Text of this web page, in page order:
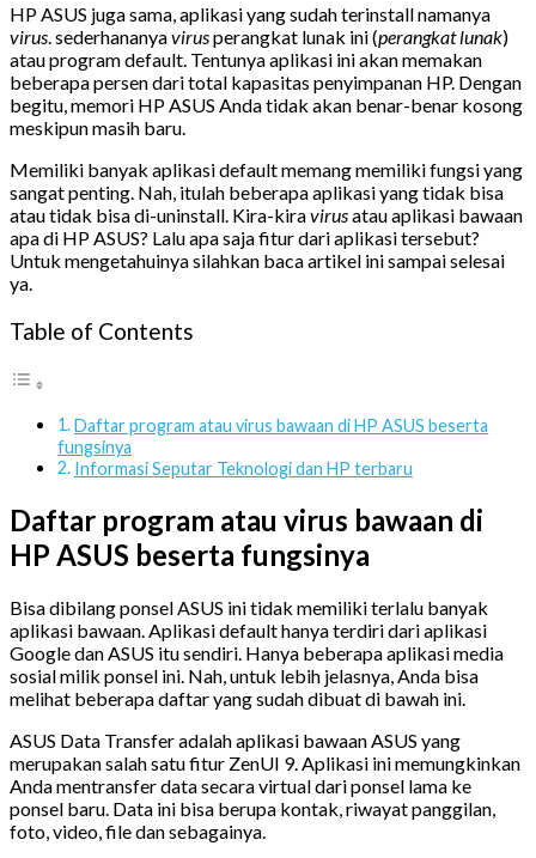
HP ASUS juga sama, aplikasi yang sudah terinstall namanya
virus. sederhananyavirusperangkat lunak ini (perangkat lunak)
atau program default. Tentunya aplikasi ini akan memakan
beberapa persen dari total kapasitas penyimpanan HP. Dengan
begitu, memori HP ASUS Anda tidak akan benar-benar kosong
meskipun masih baru.
Memiliki banyak aplikasi default memang memiliki fungsi yang
sangat penting. Nah, itulah beberapa aplikasi yang tidak bisa
atau tidak bisa di-uninstall. Kira-kiravirusatau aplikasi bawaan
apa di HP ASUS? Lalu apa saja fitur dari aplikasi tersebut?
Untuk mengetahuinya silahkan baca artikel ini sampai selesai
ya.
Table of Contents
Daftar program atau virus bawaan di HP ASUS beserta
fungsinya
Informasi Seputar Teknologi dan HP terbaru
Daftar program atau virus bawaan di
HP ASUS beserta fungsinya
Bisa dibilang ponsel ASUS ini tidak memiliki terlalu banyak
aplikasi bawaan. Aplikasi default hanya terdiri dari aplikasi
Google dan ASUS itu sendiri. Hanya beberapa aplikasi media
sosial milik ponsel ini. Nah, untuk lebih jelasnya, Anda bisa
melihat beberapa daftar yang sudah dibuat di bawah ini.
ASUS Data Transfer adalah aplikasi bawaan ASUS yang
merupakan salah satu fitur ZenUI 9. Aplikasi ini memungkinkan
Anda mentransfer data secara virtual dari ponsel lama ke
ponsel baru. Data ini bisa berupa kontak, riwayat panggilan,
foto, video, file dan sebagainya.